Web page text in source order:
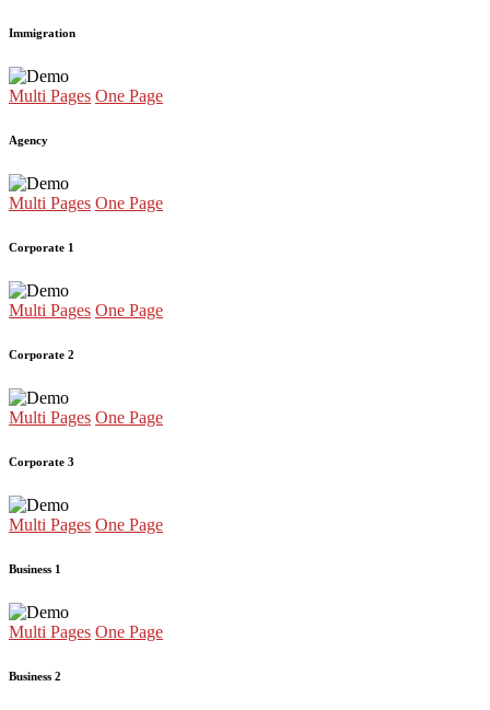
Immigration
Multi Pages One Page
Agency
Multi Pages One Page
Corporate 1
Multi Pages One Page
Corporate 2
Multi Pages One Page
Corporate 3
Multi Pages One Page
Business 1
Multi Pages One Page
Business 2